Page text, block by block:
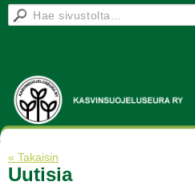
« Takaisin
Uutisia